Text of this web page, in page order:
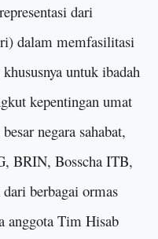
dari
dalam memfasilitasi
untuk ibadah
kepentingan umat
negara sahabat,
BRIN, Bosscha ITB,
berbagai ormas
anggota Tim Hisab